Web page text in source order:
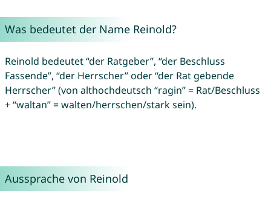
Was bedeutet der Name Reinold?
Reinold bedeutet “der Ratgeber”, “der Beschluss
Fassende”, “der Herrscher” oder “der Rat gebende
Herrscher” (von althochdeutsch “ragin” = Rat/Beschluss
+ “waltan” = walten/herrschen/stark sein).
Aussprache von Reinold